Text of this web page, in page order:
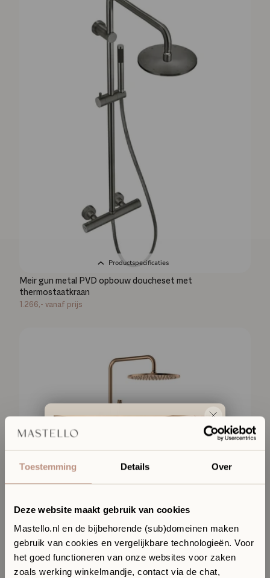
Toestemming Details Over
Deze website maakt gebruik van cookies
Mastello.nl en de bijbehorende (sub)domeinen maken
gebruik van cookies en vergelijkbare technologieën. Voor
het goed functioneren van onze websites voor zaken
zoals werking winkelmandje, contact via de chat,
Productspecificaties
Meir gun metal PVD opbouw doucheset met
thermostaatkraan
1.266,- vanaf prijs
Ervaar jouw toekomstige
badkamer in onze Sanitair